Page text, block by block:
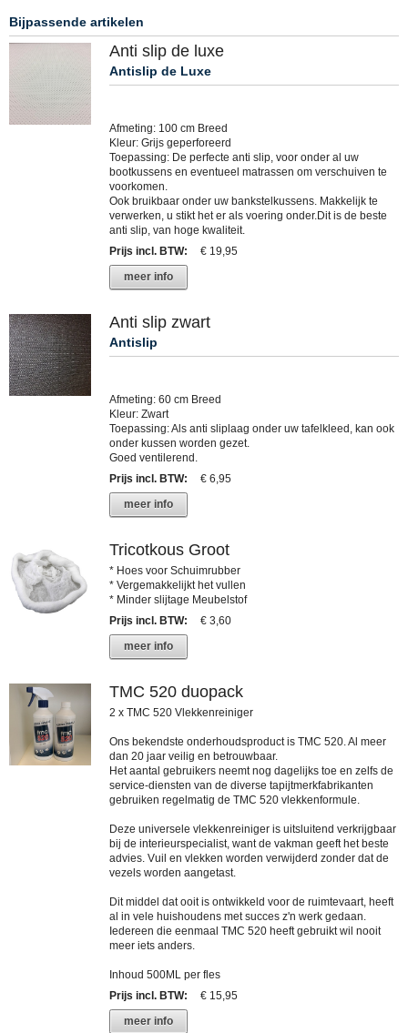
Bijpassende artikelen
Anti slip de luxe
Antislip de Luxe
Afmeting: 100 cm Breed
Kleur: Grijs geperforeerd
Toepassing: De perfecte anti slip, voor onder al uw
bootkussens en eventueel matrassen om verschuiven te
voorkomen.
Ook bruikbaar onder uw bankstelkussens. Makkelijk te
verwerken, u stikt het er als voering onder.Dit is de beste
anti slip, van hoge kwaliteit.
Prijs incl. BTW:
€ 19,95
meer info
Anti slip zwart
Antislip
Afmeting: 60 cm Breed
Kleur: Zwart
Toepassing: Als anti sliplaag onder uw tafelkleed, kan ook
onder kussen worden gezet.
Goed ventilerend.
Prijs incl. BTW:
€ 6,95
meer info
Tricotkous Groot
* Hoes voor Schuimrubber
* Vergemakkelijkt het vullen
* Minder slijtage Meubelstof
Prijs incl. BTW:
€ 3,60
meer info
TMC 520 duopack
2 x TMC 520 Vlekkenreiniger
Ons bekendste onderhoudsproduct is TMC 520. Al meer
dan 20 jaar veilig en betrouwbaar.
Het aantal gebruikers neemt nog dagelijks toe en zelfs de
service-diensten van de diverse tapijtmerkfabrikanten
gebruiken regelmatig de TMC 520 vlekkenformule.
Deze universele vlekkenreiniger is uitsluitend verkrijgbaar
bij de interieurspecialist, want de vakman geeft het beste
advies. Vuil en vlekken worden verwijderd zonder dat de
vezels worden aangetast.
Dit middel dat ooit is ontwikkeld voor de ruimtevaart, heeft
al in vele huishoudens met succes z'n werk gedaan.
Iedereen die eenmaal TMC 520 heeft gebruikt wil nooit
meer iets anders.
Inhoud 500ML per fles
Prijs incl. BTW:
€ 15,95
meer info